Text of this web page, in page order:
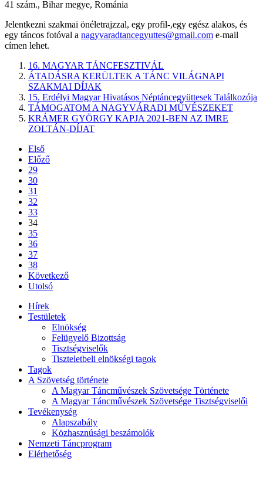
41 szám., Bihar megye, Románia
Jelentkezni szakmai önéletrajzzal, egy profil-,egy egész alakos, és
egy táncos fotóval a nagyvaradtancegyuttes@gmail.com e-mail
címen lehet.
16. MAGYAR TÁNCFESZTIVÁL
ÁTADÁSRA KERÜLTEK A TÁNC VILÁGNAPI
SZAKMAI DÍJAK
15. Erdélyi Magyar Hivatásos Néptáncegyüttesek Találkozója
TÁMOGATOM A NAGYVÁRADI MŰVÉSZEKET
KRÁMER GYÖRGY KAPJA 2021-BEN AZ IMRE
ZOLTÁN-DÍJAT
Első
Előző
29
30
31
32
33
34
35
36
37
38
Következő
Utolsó
Hírek
Testületek
Elnökség
Felügyelő Bizottság
Tisztségviselők
Tiszteletbeli elnökségi tagok
Tagok
A Szövetség története
A Magyar Táncművészek Szövetsége Története
A Magyar Táncművészek Szövetsége Tisztségviselői
Tevékenység
Alapszabály
Közhasznúsági beszámolók
Nemzeti Táncprogram
Elérhetőség